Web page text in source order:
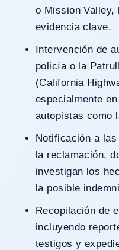
o Mission Valley,
evidencia clave.
Intervención de autoridades locales como la
policía o la
(California
especialmente
autopistas como
Notificación a las aseguradoras y apertura de
la reclamación,
investigan los
la posible
Recopilación de evidencia relevante,
incluyendo
testigos y